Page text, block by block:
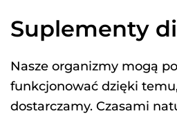
Suplementy
Nasze organizmy mogą
funkcjonować dzięki
dostarczamy. Czasami